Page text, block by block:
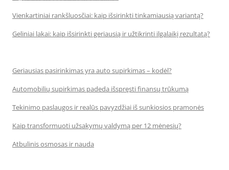
Vienkartiniai rankšluosčiai: kaip išsirinkti tinkamiausią variantą?
Geliniai lakai: kaip išsirinkti geriausią ir užtikrinti ilgalaikį rezultatą?
Geriausias pasirinkimas yra auto supirkimas – kodėl?
Automobilių supirkimas padeda išspręsti finansų trūkumą
Tekinimo paslaugos ir realūs pavyzdžiai iš sunkiosios pramonės
Kaip transformuoti užsakymų valdymą per 12 mėnesių?
Atbulinis osmosas ir nauda